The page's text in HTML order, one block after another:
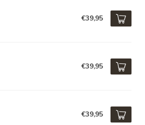
€39,95
€39,95
€39,95